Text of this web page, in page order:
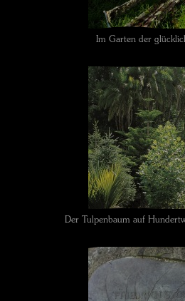
Im Garten der
Der Tulpenbaum auf